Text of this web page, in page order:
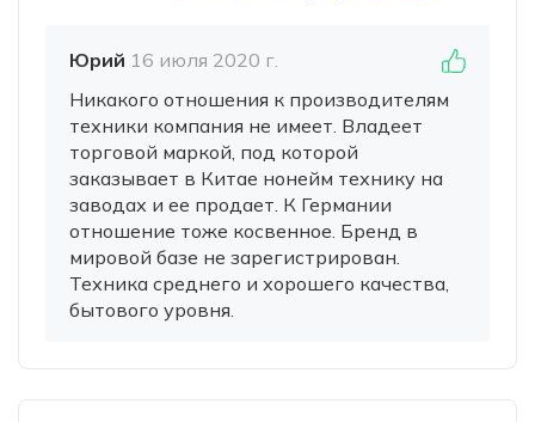
Юрий 16 июля 2020 г.
Никакого отношения к производителям
техники компания не имеет. Владеет
торговой маркой, под которой
заказывает в Китае нонейм технику на
заводах и ее продает. К Германии
отношение тоже косвенное. Бренд в
мировой базе не зарегистрирован.
Техника среднего и хорошего качества,
бытового уровня.